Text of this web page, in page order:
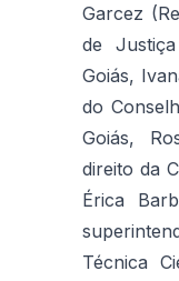
Garcez
de
Goiás,
do
Goiás,
direito da
Érica
Técnica